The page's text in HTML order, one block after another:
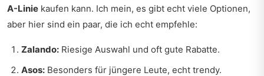
A-Linie kaufen kann. Ich mein, es gibt echt viele Optionen,
aber hier sind ein paar, die ich echt empfehle:
Zalando: Riesige Auswahl und oft gute Rabatte.
Asos: Besonders für jüngere Leute, echt trendy.